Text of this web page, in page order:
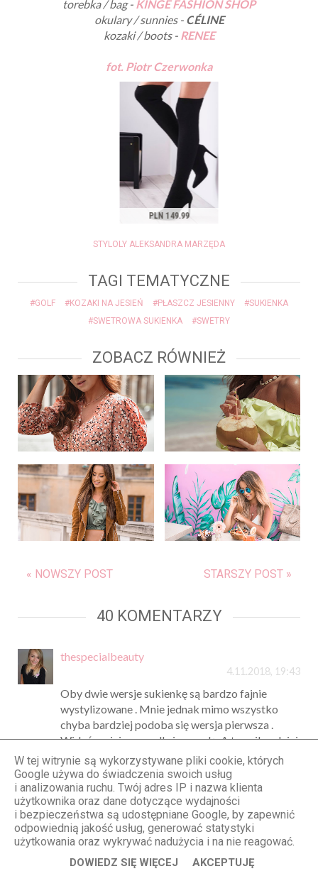
torebka / bag - KINGE FASHION SHOP
okulary / sunnies - CÉLINE
kozaki / boots - RENEE
fot. Piotr Czerwonka
STYLOLY ALEKSANDRA MARZĘDA
TAGI TEMATYCZNE
#GOLF #KOZAKI NA JESIEŃ #PŁASZCZ JESIENNY
#SUKIENKA
#SWETROWA SUKIENKA
#SWETRY
ZOBACZ RÓWNIEŻ
« NOWSZY POST STARSZY POST »
40 KOMENTARZY
thespecialbeauty
4.11.2018, 19:43
Oby dwie wersje sukienkę są bardzo fajnie
wystylizowane . Mnie jednak mimo wszystko
chyba bardziej podoba się wersja pierwsza .
Widać w niej pazur alle i wygodę. A to najbardziej
lubię;)
Odpowiedz
Anonimowy
4.11.2018, 20:01
Pierwsza wersja mega, jedynie te buty mi się nie
W tej witrynie są wykorzystywane pliki cookie, których
Google używa do świadczenia swoich usług
i analizowania ruchu. Twój adres IP i nazwa klienta
użytkownika oraz dane dotyczące wydajności
i bezpieczeństwa są udostępniane Google, by zapewnić
odpowiednią jakość usług, generować statystyki
użytkowania oraz wykrywać nadużycia i na nie reagować.
DOWIEDZ SIĘ WIĘCEJ AKCEPTUJĘ